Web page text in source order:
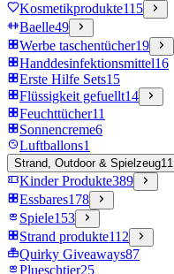
Kosmetikprodukte115
Baelle49
Werbe taschentücher19
Handdesinfektionsmittel16
Erste Hilfe Sets15
Flüssigkeit gefuellt14
Feuchttücher11
Sonnencreme6
Luftballons1
Strand, Outdoor & Spielzeug11
Kinder Produkte389
Essbares178
Spiele153
Strand produkte112
Quirky Giveaways87
Plueschtier25